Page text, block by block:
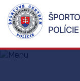
POLÍCIE